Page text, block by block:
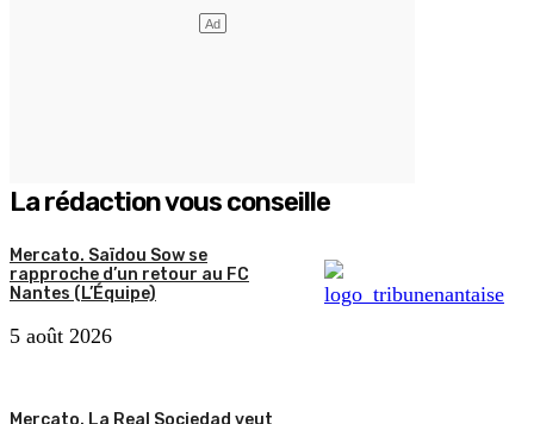
La rédaction vous conseille
Mercato. Saïdou Sow se
rapproche d’un retour au FC
Nantes (L’Équipe)
5 août 2026